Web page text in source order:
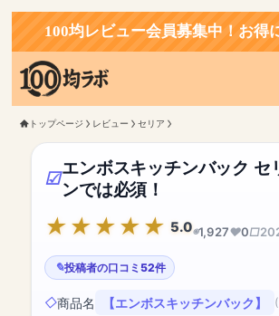
均レビュー会員募集中！お得にお買
トップページ レビュー セリア
エンボスキッチンバック セ
ンでは必須！
5.0 1,927 0
投稿者の口コミ52件
商品名 【エンボスキッチンバック】